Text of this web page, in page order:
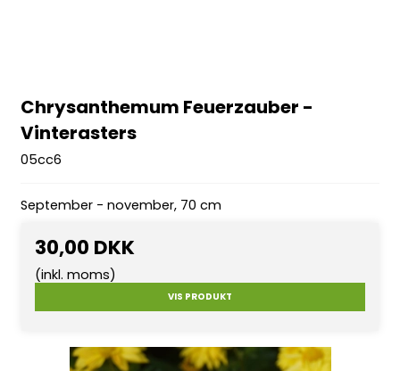
Chrysanthemum Feuerzauber -
Vinterasters
05cc6
September - november, 70 cm
30,00 DKK
(inkl. moms)
VIS PRODUKT